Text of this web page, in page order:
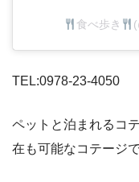
食べ歩き
TEL:0978-23-4050
ペットと泊まれるコ
在も可能なコテージ